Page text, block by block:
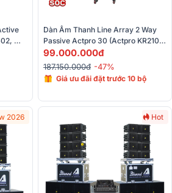
Dàn Âm Thanh Line Array 2 Way
Passive Actpro 30 (Actpro KR210F
New, KR28F New, UTA1802DSP,
UTA1804DSP,...)
99.000.000đ
187.150.000đ -47%
Giá ưu đãi đặt trước 10 bộ
2026 Hot